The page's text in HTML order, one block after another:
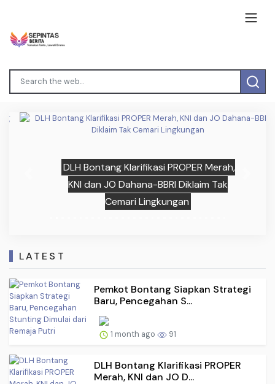
DLH Bontang Klarifikasi PROPER Merah,
KNI dan JO Dahana-BBRI Diklaim Tak
Cemari Lingkungan
LATEST
Pemkot Bontang Siapkan Strategi
Baru, Pencegahan S...
1 month ago 91
DLH Bontang Klarifikasi PROPER
Merah, KNI dan JO D...